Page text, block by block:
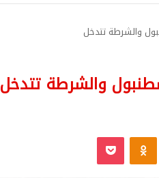
والشرطة تتدخل
والشرطة تتدخل
Odnoklassniki
‫Pocket